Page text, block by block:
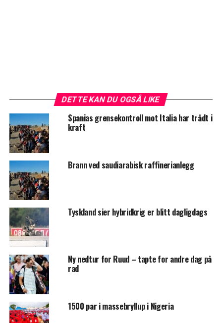
DETTE KAN DU OGSÅ LIKE
Spanias grensekontroll mot Italia har trådt i
kraft
Brann ved saudiarabisk raffinerianlegg
Tyskland sier hybridkrig er blitt dagligdags
Ny nedtur for Ruud – tapte for andre dag på
rad
1500 par i massebryllup i Nigeria